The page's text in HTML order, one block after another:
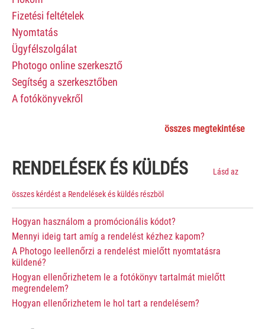
Fizetési feltételek
Nyomtatás
Ügyfélszolgálat
Photogo online szerkesztő
Segítség a szerkesztőben
A fotókönyvekről
összes megtekintése
RENDELÉSEK ÉS KÜLDÉS Lásd az
összes kérdést a Rendelések és küldés részböl
Hogyan használom a promócionális kódot?
Mennyi ideig tart amíg a rendelést kézhez kapom?
A Photogo leellenőrzi a rendelést mielőtt nyomtatásra
küldené?
Hogyan ellenőrizhetem le a fotókönyv tartalmát mielőtt
megrendelem?
Hogyan ellenőrizhetem le hol tart a rendelésem?